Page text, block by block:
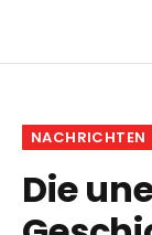
NACHRICHTEN
Die